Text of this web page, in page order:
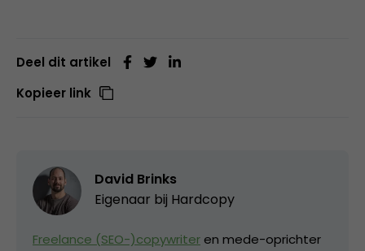
Deel dit artikel
Kopieer link
David Brinks
Eigenaar bij Hardcopy
Freelance (SEO-)copywriter en mede-oprichter